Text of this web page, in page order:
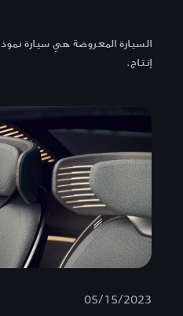
السيارة المعروضة هي سيارة
إنتاج.
05/15/2023